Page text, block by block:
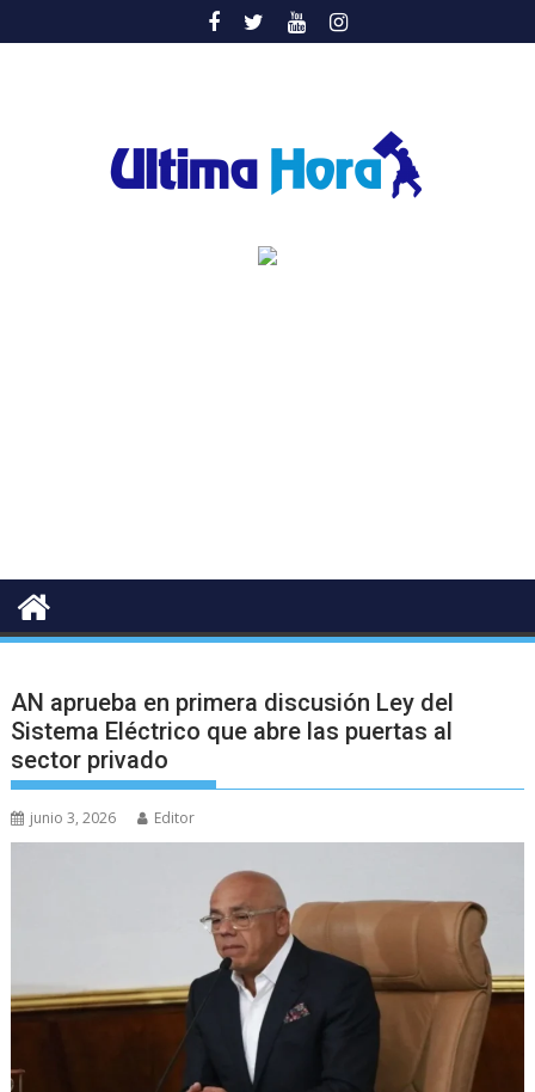
AN aprueba en primera discusión Ley del
Sistema Eléctrico que abre las puertas al
sector privado
junio 3, 2026 Editor